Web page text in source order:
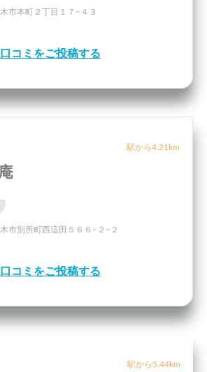
市本町２丁目１７−４３
口コミをご投稿する
駅から4.21km
市別所町西這田５６６−２−２
口コミをご投稿する
駅から5.44km